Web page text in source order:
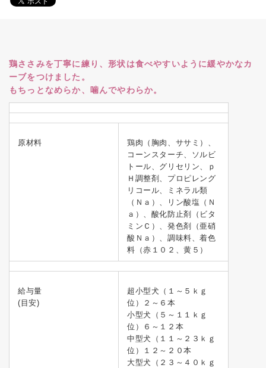
鶏ささみを丁寧に練り、形状は食べやすいように緩やかなカ
ーブをつけました。
もちっとなめらか、噛んでやわらか。
原材料
鶏肉（胸肉、ササミ）、
コーンスターチ、ソルビ
トール、グリセリン、ｐ
Ｈ調整剤、プロピレング
リコール、ミネラル類
（Ｎａ）、リン酸塩（Ｎ
ａ）、酸化防止剤（ビタ
ミンＣ）、発色剤（亜硝
酸Ｎａ）、調味料、着色
料（赤１０２、黄５）
給与量
(目安)
超小型犬（１～５ｋｇ
位）２～６本
小型犬（５～１１ｋｇ
位）６～１２本
中型犬（１１～２３ｋｇ
位）１２～２０本
大型犬（２３～４０ｋｇ